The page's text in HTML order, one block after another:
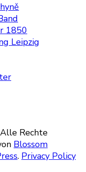
1850
Leipzig
Rechte
Blossom
. Privacy Policy